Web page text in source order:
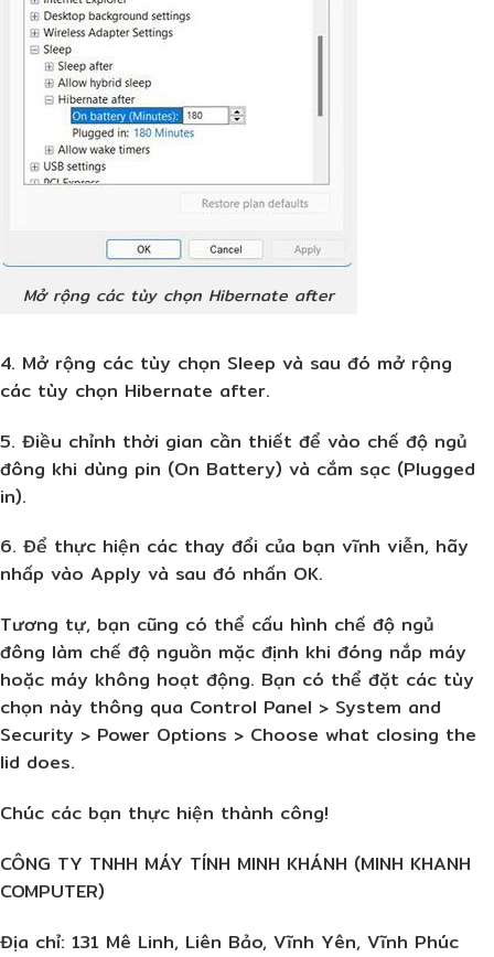
Mở rộng các tùy chọn Hibernate after
4. Mở rộng các tùy chọn Sleep và sau đó mở rộng
các tùy chọn Hibernate after.
5. Điều chỉnh thời gian cần thiết để vào chế độ ngủ
đông khi dùng pin (On Battery) và cắm sạc (Plugged
in).
6. Để thực hiện các thay đổi của bạn vĩnh viễn, hãy
nhấp vào Apply và sau đó nhấn OK.
Tương tự, bạn cũng có thể cấu hình chế độ ngủ
đông làm chế độ nguồn mặc định khi đóng nắp máy
hoặc máy không hoạt động. Bạn có thể đặt các tùy
chọn này thông qua Control Panel > System and
Security > Power Options > Choose what closing the
lid does.
Chúc các bạn thực hiện thành công!
CÔNG TY TNHH MÁY TÍNH MINH KHÁNH (MINH KHANH
COMPUTER)
Địa chỉ: 131 Mê Linh, Liên Bảo, Vĩnh Yên, Vĩnh Phúc